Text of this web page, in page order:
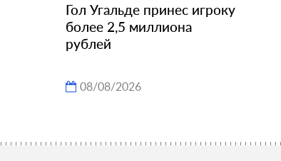
Гол Угальде принес игроку
более 2,5 миллиона
рублей
08/08/2026